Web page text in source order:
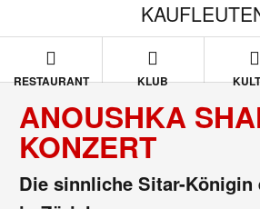
RESTAURANT KLUB
ANOUSHKA
KONZERT
Die sinnliche Sitar-